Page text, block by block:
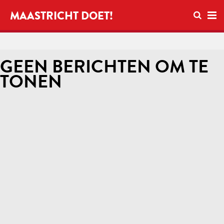
Open
MAASTRICHT DOET!
GEEN BERICHTEN OM TE
TONEN